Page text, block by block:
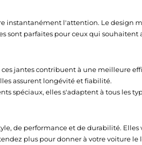
instantanément l'attention. Le design
parfaites pour ceux qui souhaitent
jantes contribuent à une meilleure
assurent longévité et fiabilité.
spéciaux, elles s'adaptent à tous les
de performance et de durabilité.
plus pour donner à votre voiture